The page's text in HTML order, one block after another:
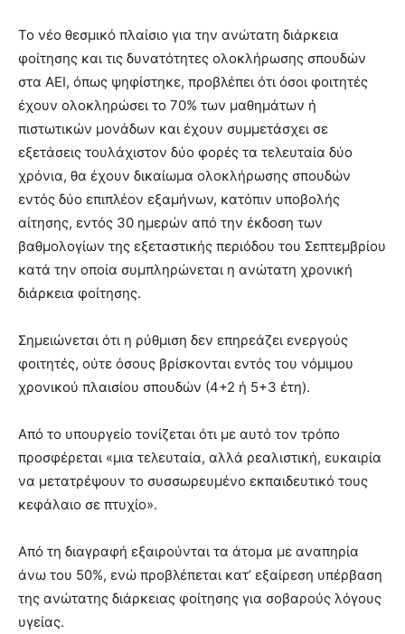
Το νέο θεσμικό πλαίσιο για την ανώτατη διάρκεια
φοίτησης και τις δυνατότητες ολοκλήρωσης σπουδών
στα ΑΕΙ, όπως ψηφίστηκε, προβλέπει ότι όσοι φοιτητές
έχουν ολοκληρώσει το 70% των μαθημάτων ή
πιστωτικών μονάδων και έχουν συμμετάσχει σε
εξετάσεις τουλάχιστον δύο φορές τα τελευταία δύο
χρόνια, θα έχουν δικαίωμα ολοκλήρωσης σπουδών
εντός δύο επιπλέον εξαμήνων, κατόπιν υποβολής
αίτησης, εντός 30 ημερών από την έκδοση των
βαθμολογίων της εξεταστικής περιόδου του Σεπτεμβρίου
κατά την οποία συμπληρώνεται η ανώτατη χρονική
διάρκεια φοίτησης.
Σημειώνεται ότι η ρύθμιση δεν επηρεάζει ενεργούς
φοιτητές, ούτε όσους βρίσκονται εντός του νόμιμου
χρονικού πλαισίου σπουδών (4+2 ή 5+3 έτη).
Από το υπουργείο τονίζεται ότι με αυτό τον τρόπο
προσφέρεται «μια τελευταία, αλλά ρεαλιστική, ευκαιρία
να μετατρέψουν το συσσωρευμένο εκπαιδευτικό τους
κεφάλαιο σε πτυχίο».
Από τη διαγραφή εξαιρούνται τα άτομα με αναπηρία
άνω του 50%, ενώ προβλέπεται κατ’ εξαίρεση υπέρβαση
της ανώτατης διάρκειας φοίτησης για σοβαρούς λόγους
υγείας.